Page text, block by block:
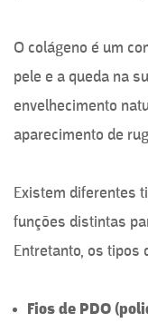
O colágeno é um
pele e a queda na
envelhecimento
aparecimento de
Existem diferentes
funções distintas
Entretanto, os tipos
Fios de PDO